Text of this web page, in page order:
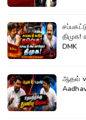
திமுக!
DMK
ஆதவ் vs